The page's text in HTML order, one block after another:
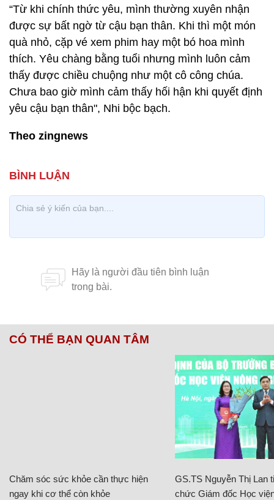
“Từ khi chính thức yêu, mình thường xuyên nhận
được sự bất ngờ từ cậu bạn thân. Khi thì một món
quà nhỏ, cặp vé xem phim hay một bó hoa mình
thích. Yêu chàng bằng tuổi nhưng mình luôn cảm
thấy được chiều chuộng như một cô công chúa.
Chưa bao giờ mình cảm thấy hối hận khi quyết định
yêu cậu bạn thân", Nhi bộc bạch.
Theo zingnews
CÓ THỂ BẠN QUAN TÂM
Chăm sóc sức khỏe cần thực hiện
ngay khi cơ thể còn khỏe
GS.TS Nguyễn Thị Lan
chức Giám đốc Học